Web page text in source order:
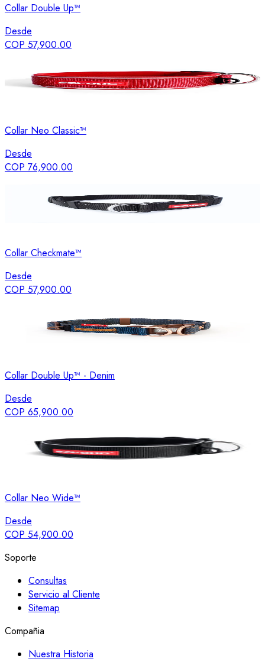
Collar Double Up™
Desde
COP 57,900.00
Collar Neo Classic™
Desde
COP 76,900.00
Collar Checkmate™
Desde
COP 57,900.00
Collar Double Up™ - Denim
Desde
COP 65,900.00
Collar Neo Wide™
Desde
COP 54,900.00
Soporte
Consultas
Servicio al Cliente
Sitemap
Compañia
Nuestra Historia